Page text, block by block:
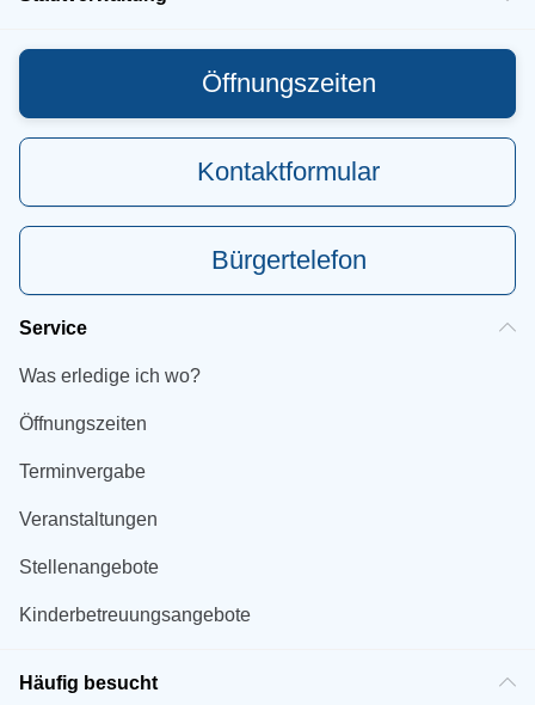
Öffnungszeiten
Kontaktformular
Bürgertelefon
Service
Was erledige ich wo?
Öffnungszeiten
Terminvergabe
Veranstaltungen
Stellenangebote
Kinderbetreuungsangebote
Häufig besucht